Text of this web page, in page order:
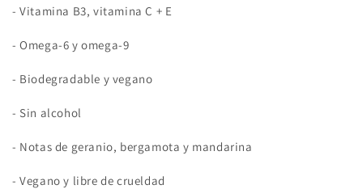
- Vitamina B3, vitamina C + E
- Omega-6 y omega-9
- Biodegradable y vegano
- Sin alcohol
- Notas de geranio, bergamota y mandarina
- Vegano y libre de crueldad